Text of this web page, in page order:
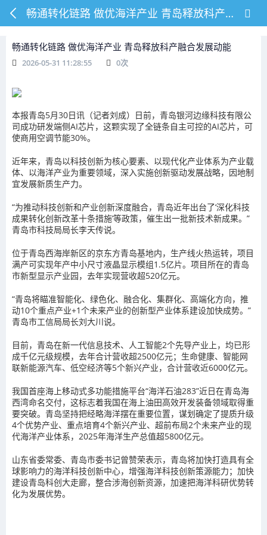
畅通转化链路 做优海洋产业 青岛释放科产融合发展动能
畅通转化链路 做优海洋产业 青岛释放科产融合发展动能
2026-05-31 11:28:55 0次
本报青岛5月30日讯（记者刘成）日前，青岛银河边缘科技有限公
司成功研发端侧AI芯片，这颗实现了全链条自主可控的AI芯片，可
使商用空调节能30%。
近年来，青岛以科技创新为核心要素、以现代化产业体系为产业载
体、以海洋产业为重要领域，深入实施创新驱动发展战略，因地制
宜发展新质生产力。
“为推动科技创新和产业创新深度融合，青岛近年出台了‘深化科技
成果转化创新改革十条措施’等政策，催生出一批新技术新成果。”
青岛市科技局局长李天传说。
位于青岛西海岸新区的京东方青岛基地内，生产线火热运转，项目
满产可实现年产中小尺寸液晶显示模组1.5亿片。项目所在的青岛
市新型显示产业园，去年实现营收超520亿元。
“青岛将瞄准智能化、绿色化、融合化、集群化、高端化方向，推
动10个重点产业+1个未来产业的创新型产业体系建设加快成势。”
青岛市工信局局长刘大川说。
目前，青岛在新一代信息技术、人工智能2个先导产业上，均已形
成千亿元级规模，去年合计营收超2500亿元；生命健康、智能网
联新能源汽车、低空经济等5个新兴产业，合计营收近6000亿元。
我国首座海上移动式多功能措施平台“海洋石油283”近日在青岛海
西湾命名交付，这标志着我国在海上油田高效开发装备领域取得重
要突破。青岛坚持把经略海洋摆在重要位置，谋划确定了提质升级
4个优势产业、重点培育4个新兴产业、超前布局2个未来产业的现
代海洋产业体系，2025年海洋生产总值超5800亿元。
山东省委常委、青岛市委书记曾赞荣表示，青岛将加快打造具有全
球影响力的海洋科技创新中心，增强海洋科技创新策源能力；加快
建设青岛科创大走廊，整合涉海创新资源，加速把海洋科研优势转
化为发展优势。